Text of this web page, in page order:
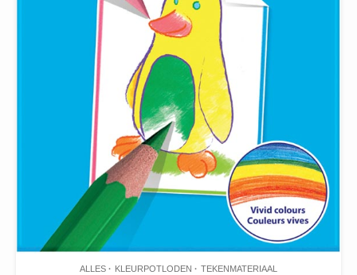
ALLES KLEURPOTLODEN TEKENMATERIAAL